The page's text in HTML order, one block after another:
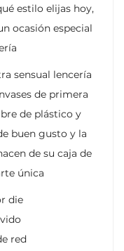
estilo elijas hoy,
ocasión especial
sensual lencería
de primera
de plástico y
buen gusto y la
de su caja de
única
die
red